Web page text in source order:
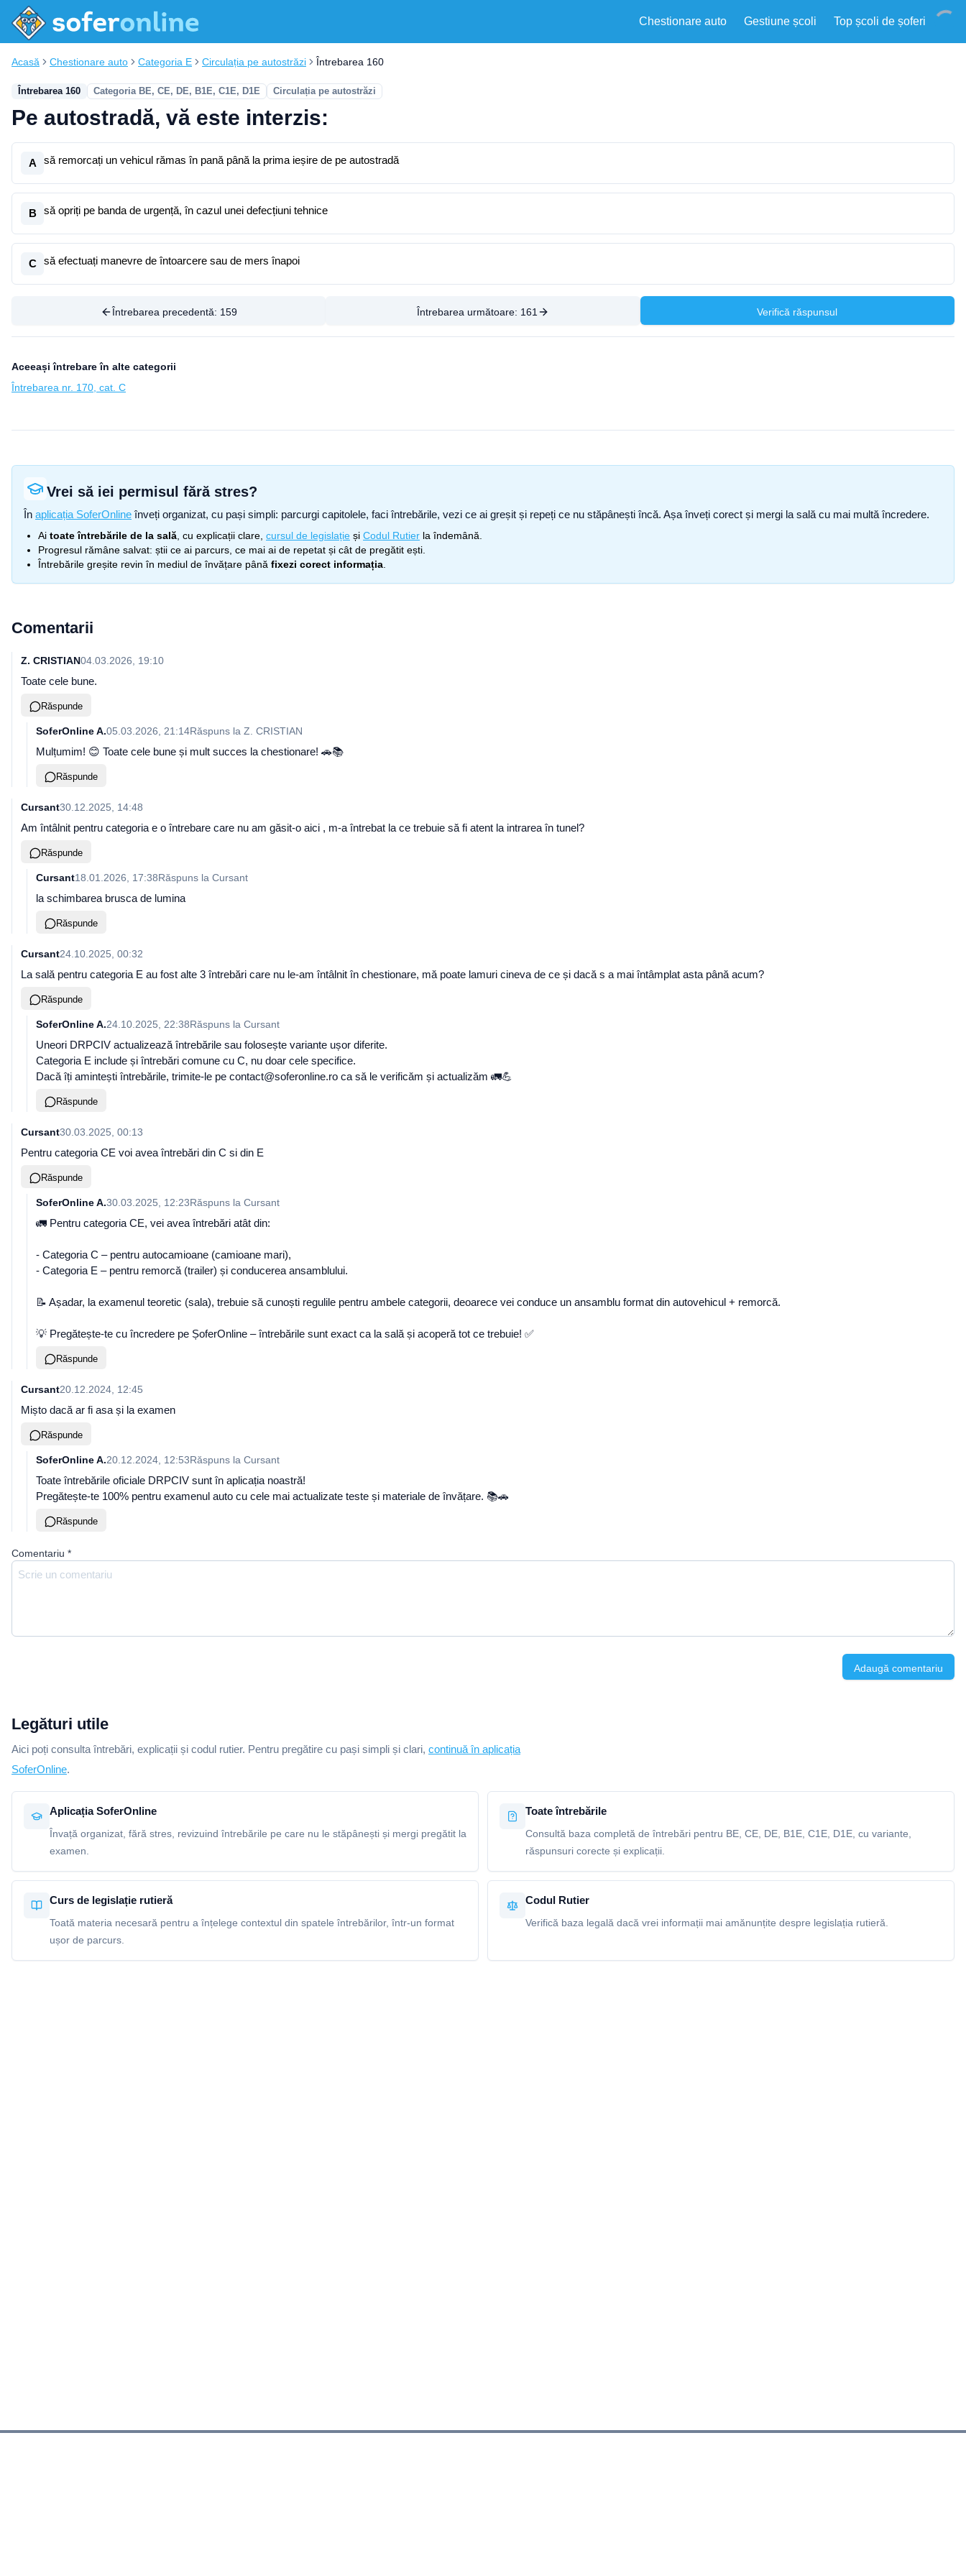
Chestionare auto Gestiune școli Top școli de șoferi
Acasă Chestionare auto Categoria E Circulația pe autostrăzi Întrebarea 160
Întrebarea 160 Categoria BE, CE, DE, B1E, C1E, D1E Circulația pe autostrăzi
Pe autostradă, vă este interzis:
A să remorcați un vehicul rămas în pană până la prima ieșire de pe autostradă
B să opriți pe banda de urgență, în cazul unei defecțiuni tehnice
C să efectuați manevre de întoarcere sau de mers înapoi
Întrebarea precedentă: 159 Întrebarea următoare: 161 Verifică răspunsul
Aceeași întrebare în alte categorii
Întrebarea nr. 170, cat. C
Vrei să iei permisul fără stres?
În aplicația SoferOnline înveți organizat, cu pași simpli: parcurgi capitolele, faci întrebările, vezi ce ai greșit și repeți ce nu stăpânești încă. Așa înveți corect și mergi la sală cu mai multă încredere.
Ai toate întrebările de la sală , cu explicații clare, cursul de legislație și Codul Rutier la îndemână.
Progresul rămâne salvat: știi ce ai parcurs, ce mai ai de repetat și cât de pregătit ești.
Întrebările greșite revin în mediul de învățare până fixezi corect informația
Comentarii
Z. CRISTIAN04.03.2026, 19:10
Toate cele bune.
Răspunde
SoferOnline A.05.03.2026, 21:14Răspuns la Z. CRISTIAN
Mulțumim! 😊 Toate cele bune și mult succes la chestionare! 🚗📚
Răspunde
Cursant30.12.2025, 14:48
Am întâlnit pentru categoria e o întrebare care nu am găsit-o aici , m-a întrebat la ce trebuie să fi atent la intrarea în tunel?
Răspunde
Cursant18.01.2026, 17:38Răspuns la Cursant
la schimbarea brusca de lumina
Răspunde
Cursant24.10.2025, 00:32
La sală pentru categoria E au fost alte 3 întrebări care nu le-am întâlnit în chestionare, mă poate lamuri cineva de ce și dacă s a mai întâmplat asta până acum?
Răspunde
SoferOnline A.24.10.2025, 22:38Răspuns la Cursant
Uneori DRPCIV actualizează întrebările sau folosește variante ușor diferite.
Categoria E include și întrebări comune cu C, nu doar cele specifice.
Dacă îți amintești întrebările, trimite-le pe contact@soferonline.ro ca să le verificăm și actualizăm 🚛💪
Răspunde
Cursant30.03.2025, 00:13
Pentru categoria CE voi avea întrebări din C si din E
Răspunde
SoferOnline A.30.03.2025, 12:23Răspuns la Cursant
🚛 Pentru categoria CE, vei avea întrebări atât din:
- Categoria C – pentru autocamioane (camioane mari),
- Categoria E – pentru remorcă (trailer) și conducerea ansamblului.
📝 Așadar, la examenul teoretic (sala), trebuie să cunoști regulile pentru ambele categorii, deoarece vei conduce un ansamblu format din autovehicul + remorcă.
💡 Pregătește-te cu încredere pe ȘoferOnline – întrebările sunt exact ca la sală și acoperă tot ce trebuie! ✅
Răspunde
Cursant20.12.2024, 12:45
Mișto dacă ar fi asa și la examen
Răspunde
SoferOnline A.20.12.2024, 12:53Răspuns la Cursant
Toate întrebările oficiale DRPCIV sunt în aplicația noastră!
Pregătește-te 100% pentru examenul auto cu cele mai actualizate teste și materiale de învățare. 📚🚗
Răspunde
Comentariu *
Adaugă comentariu
Legături utile
Aici poți consulta întrebări, explicații și codul rutier. Pentru pregătire cu pași simpli și clari, continuă în aplicația
SoferOnline.
Aplicația SoferOnline
Învață organizat, fără stres, revizuind întrebările pe care nu le stăpânești și mergi pregătit la
examen.
Toate întrebările
Consultă baza completă de întrebări pentru BE, CE, DE, B1E, C1E, D1E, cu variante,
răspunsuri corecte și explicații.
Curs de legislație rutieră
Toată materia necesară pentru a înțelege contextul din spatele întrebărilor, într-un format
ușor de parcurs.
Codul Rutier
Verifică baza legală dacă vrei informații mai amănunțite despre legislația rutieră.